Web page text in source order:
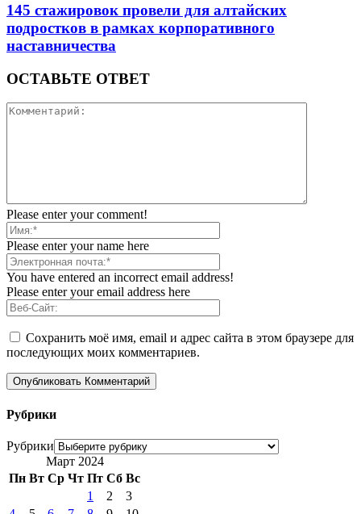
145 стажировок провели для алтайских
подростков в рамках корпоративного
наставничества
ОСТАВЬТЕ ОТВЕТ
Please enter your comment!
Please enter your name here
You have entered an incorrect email address!
Please enter your email address here
Сохранить моё имя, email и адрес сайта в этом браузере для
последующих моих комментариев.
Рубрики
Рубрики
Март 2024
Пн Вт Ср Чт Пт Сб Вс
1
2
3